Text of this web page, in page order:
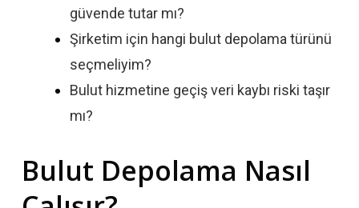
güvende tutar mı?
Şirketim için hangi bulut depolama türünü
seçmeliyim?
Bulut hizmetine geçiş veri kaybı riski taşır
mı?
Bulut Depolama Nasıl